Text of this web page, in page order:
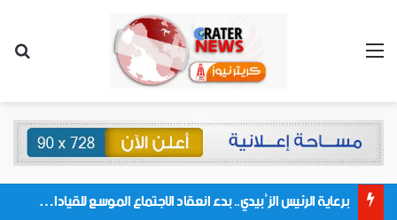
القائمة
برعاية الرئيس الزُبيدي.. بدء انعقاد الاجتماع الموسع للقيادات المحلية بالعاصمة ولمديريات وكتل مجلس العموم ومنسقيات الجامعة بالعاصمة عدن